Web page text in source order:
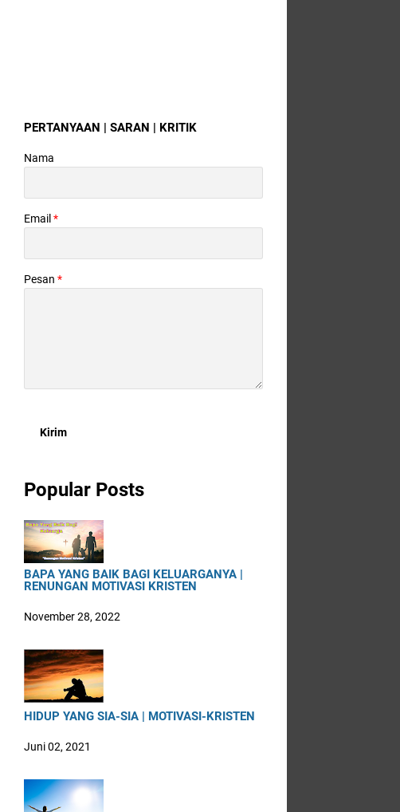
PERTANYAAN | SARAN | KRITIK
Nama
Email *
Pesan *
Popular Posts
BAPA YANG BAIK BAGI KELUARGANYA |
RENUNGAN MOTIVASI KRISTEN
November 28, 2022
HIDUP YANG SIA-SIA | MOTIVASI-KRISTEN
Juni 02, 2021